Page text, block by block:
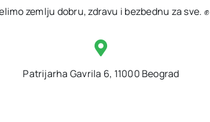
zemlju dobru, zdravu i bezbednu za sve. ✊
Patrijarha Gavrila 6, 11000 Beograd